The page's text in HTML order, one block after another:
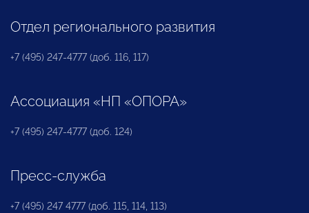
Отдел регионального развития
+7 (495) 247-4777 (доб. 116, 117)
Ассоциация «НП «ОПОРА»
+7 (495) 247-4777 (доб. 124)
Пресс-служба
+7 (495) 247 4777 (доб. 115, 114, 113)